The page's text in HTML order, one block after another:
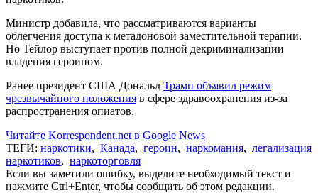
Министр добавила, что рассматриваются варианты
облегчения доступа к метадоновой заместительной терапии.
Но Тейлор выступает против полной декриминализации
владения героином.
Ранее президент США Дональд Трамп объявил режим
чрезвычайного положения в сфере здравоохранения из-за
распространения опиатов.
Читайте Korrespondent.net в Google News
ТЕГИ: наркотики, Канада, героин, наркомания, легализация
наркотиков, наркоторговля
Если вы заметили ошибку, выделите необходимый текст и
нажмите Ctrl+Enter, чтобы сообщить об этом редакции.